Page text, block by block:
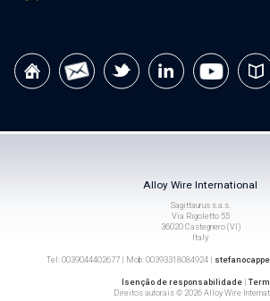
Alloy Wire International
Sagittaurus s.a.s.
Via Rigoletto 55
36020 Castegnero (VI)
Italy
Tel: 0039044402677 | Mob: 00393318084924 |
Isenção de responsabilidade|
Direitos autorais © 2026 Alloy Wire